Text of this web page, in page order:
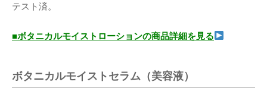
テスト済。
■ボタニカルモイストローションの商品詳細を見る
ボタニカルモイストセラム（美容液）